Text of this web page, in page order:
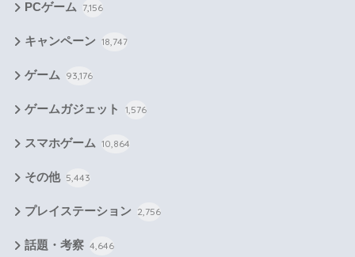
PCゲーム 7,156
キャンペーン 18,747
ゲーム 93,176
ゲームガジェット 1,576
スマホゲーム 10,864
その他 5,443
プレイステーション 2,756
話題・考察 4,646